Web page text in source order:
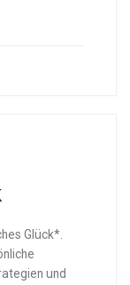
Glück*.
und